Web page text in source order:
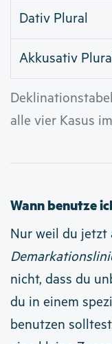
alle vier Kasus
Dativ Plural
Akkusativ
Wann benutze
Nur weil du jetzt
nicht, dass du
du in einem
benutzen